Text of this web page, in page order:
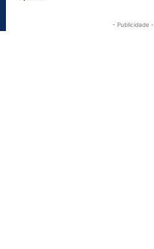
- Publicidade -